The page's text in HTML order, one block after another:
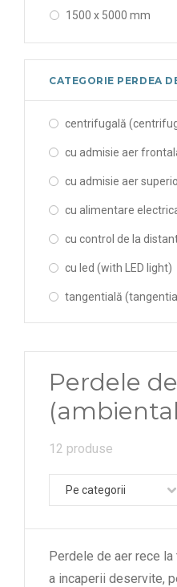
1500 x 5000 mm
2000 x 3000 mm
900 x 3500 mm
CATEGORIE PERDEA
centrifugală
cu admisie aer
cu admisie aer
cu alimentare
cu control de la
cu led (with LED light)
tangentială
Perdele
12 produse
Pe categorii
Perdele de aer rece
a incaperii deservite,